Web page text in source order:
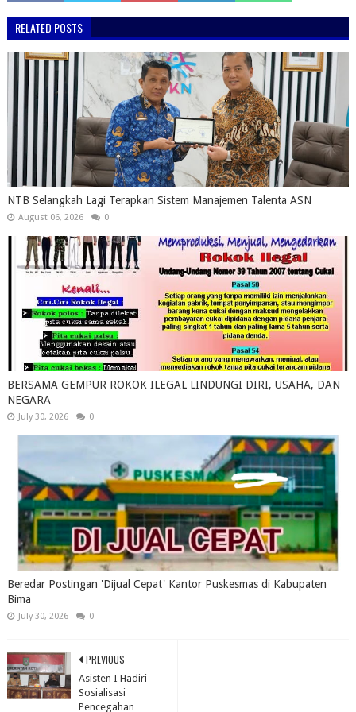
RELATED POSTS
NTB Selangkah Lagi Terapkan Sistem Manajemen Talenta ASN
August 06, 2026 0
BERSAMA GEMPUR ROKOK ILEGAL LINDUNGI DIRI, USAHA, DAN
NEGARA
July 30, 2026 0
Beredar Postingan 'Dijual Cepat' Kantor Puskesmas di Kabupaten
Bima
July 30, 2026 0
PREVIOUS
Asisten I Hadiri
Sosialisasi
Pencegahan